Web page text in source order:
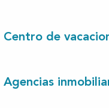
Centro de
Agencias
Vielle-Saint-Girons